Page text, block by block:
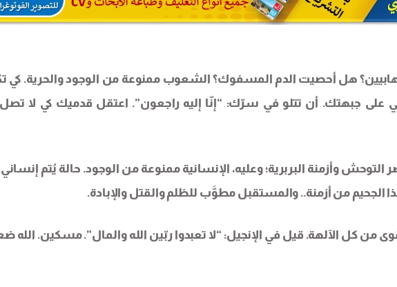
هل أحصيت الدم المسفوك؟ الشعوب ممنوعة من الوجود والحرية. كي
على جبهتك. أن تتلو في سرّك: “إنّا إليه راجعون”. اعتقل قدميك كي لا
وأزمنة البربرية؛ وعليه، الإنسانية ممنوعة من الوجود. حالة يُتم إنساني.
الجحيم من أزمنة.. والمستقبل مطوَّب للظلم والقتل والإبادة.
من كل الآلهة. قيل في الإنجيل: “لا تعبدوا ربّين الله والمال”. مسكين. الله